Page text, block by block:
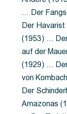
… Der
Der
(1953) …
auf der
(1929) …
von
Der
Amazonas